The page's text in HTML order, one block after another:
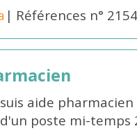
| Références n°
aide
poste mi-temps